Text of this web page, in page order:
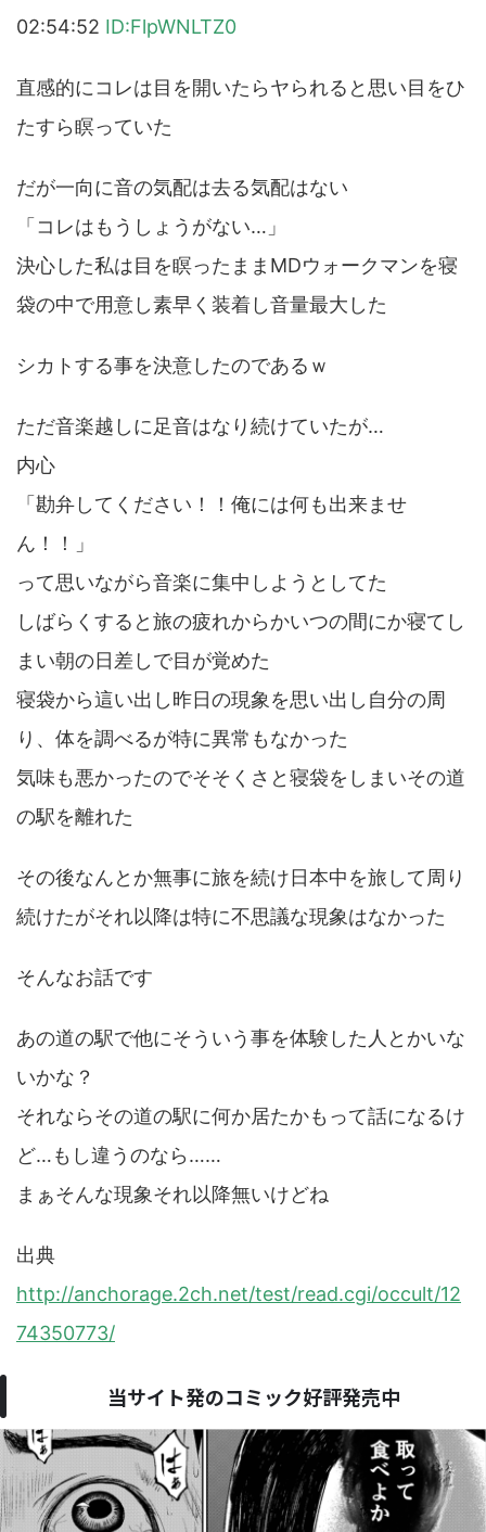
02:54:52 ID:FlpWNLTZ0
直感的にコレは目を開いたらヤられると思い目をひ
たすら瞑っていた
だが一向に音の気配は去る気配はない
「コレはもうしょうがない…」
決心した私は目を瞑ったままMDウォークマンを寝
袋の中で用意し素早く装着し音量最大した
シカトする事を決意したのであるｗ
ただ音楽越しに足音はなり続けていたが…
内心
「勘弁してください！！俺には何も出来ませ
ん！！」
って思いながら音楽に集中しようとしてた
しばらくすると旅の疲れからかいつの間にか寝てし
まい朝の日差しで目が覚めた
寝袋から這い出し昨日の現象を思い出し自分の周
り、体を調べるが特に異常もなかった
気味も悪かったのでそそくさと寝袋をしまいその道
の駅を離れた
その後なんとか無事に旅を続け日本中を旅して周り
続けたがそれ以降は特に不思議な現象はなかった
そんなお話です
あの道の駅で他にそういう事を体験した人とかいな
いかな？
それならその道の駅に何か居たかもって話になるけ
ど…もし違うのなら……
まぁそんな現象それ以降無いけどね
出典
http://anchorage.2ch.net/test/read.cgi/occult/12
74350773/
当サイト発のコミック好評発売中